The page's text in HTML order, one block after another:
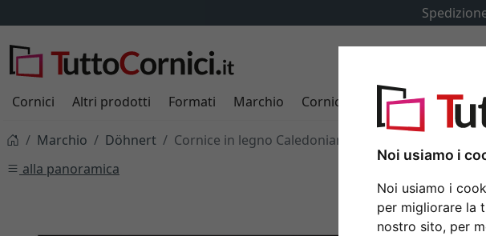
Noi usiamo i
Noi usiamo i
per migliorare la
nostro sito, per
Cornici Altri prodotti Formati Marchio Cornici su misura
Marchio Döhnert
Cornice in legno Caledonian Road
alla panoramica